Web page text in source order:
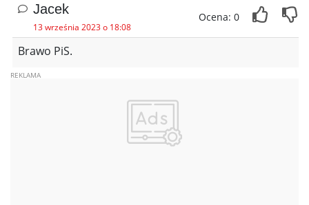
Jacek
13 września 2023 o 18:08
Ocena: 0
Brawo PiS.